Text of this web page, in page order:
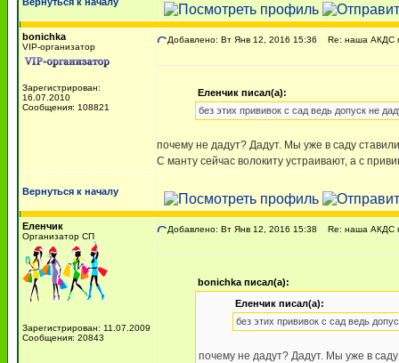
bonichka
VIP-организатор
Зарегистрирован:
16.07.2010
Сообщения: 108821
Добавлено: Вт Янв 12, 2016 15:36 Re: наша АКДС
Еленчик писал(а):
без этих прививок с сад ведь допуск не
почему не дадут? Дадут. Мы уже в саду
С манту сейчас волокиту устраивают, а с
Вернуться к началу
Еленчик
Организатор СП
Зарегистрирован: 11.07.2009
Сообщения: 20843
Добавлено: Вт Янв 12, 2016 15:38 Re: наша АКДС
bonichka писал(а):
Еленчик писал(а):
без этих прививок с сад ведь
почему не дадут? Дадут. Мы уже в